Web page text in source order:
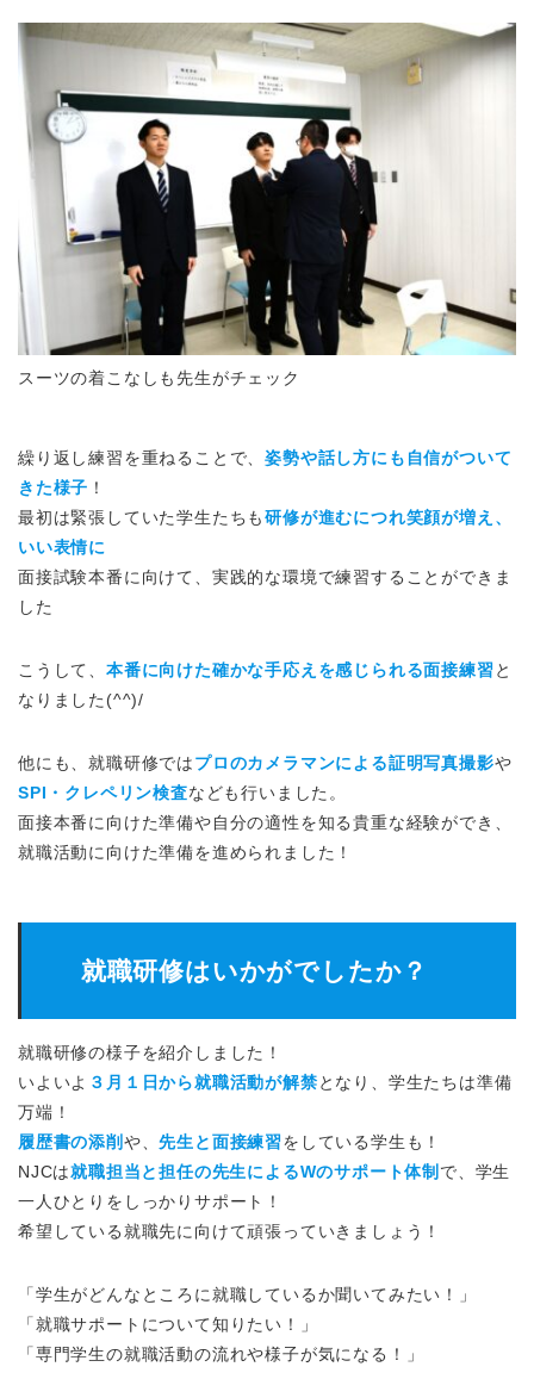
スーツの着こなしも先生がチェック
繰り返し練習を重ねることで、姿勢や話し方にも自信がついて
きた様子 ！
最初は緊張していた学生たちも研修が進むにつれ笑顔が増え、
いい表情に
面接試験本番に向けて、実践的な環境で練習することができま
した
こうして、 本番に向けた確かな手応えを感じられる面接練習と
なりました(^^)/
他にも、就職研修ではプロのカメラマンによる証明写真撮影や
SPI・クレペリン検査なども行いました。
面接本番に向けた準備や自分の適性を知る貴重な経験ができ、
就職活動に向けた準備を進められました！
就職研修はいかがでしたか？
就職研修の様子を紹介しました！
いよいよ ３月１日から就職活動が解禁となり、学生たちは準備
万端！
履歴書の添削 や、先生と面接練習をしている学生も！
NJCは就職担当と担任の先生によるWのサポート体制 で、学生
一人ひとりをしっかりサポート！
希望している就職先に向けて頑張っていきましょう！
「学生がどんなところに就職しているか聞いてみたい！」
「就職サポートについて知りたい！」
「専門学生の就職活動の流れや様子が気になる！」